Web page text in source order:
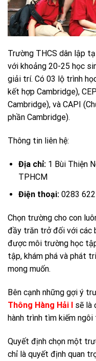
Trường THCS dân lập
với khoảng 20-25 học
giải trí. Có 03 lộ trình
kết hợp Cambridge),
Cambridge), và CAPI
phần Cambridge).
Thông tin liên hệ:
Địa chỉ:1 Bùi Thiện
TPHCM
Điện thoại:0283 622
Chọn trường cho con
đầy trăn trở đối với các
được môi trường học
tập, khám phá và phát
mong muốn.
Bên cạnh những gợi ý
Thông Hàng Hải I sẽ là
hành trình tìm kiếm
Quyết định chọn một
chỉ là quyết định quan